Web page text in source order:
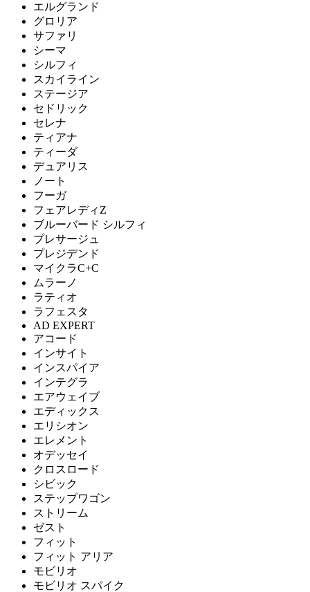
エルグランド
グロリア
サファリ
シーマ
シルフィ
スカイライン
ステージア
セドリック
セレナ
ティアナ
ティーダ
デュアリス
ノート
フーガ
フェアレディZ
ブルーバード シルフィ
プレサージュ
プレジデンド
マイクラC+C
ムラーノ
ラティオ
ラフェスタ
AD EXPERT
アコード
インサイト
インスパイア
インテグラ
エアウェイブ
エディックス
エリシオン
エレメント
オデッセイ
クロスロード
シビック
ステップワゴン
ストリーム
ゼスト
フィット
フィット アリア
モビリオ
モビリオ スパイク